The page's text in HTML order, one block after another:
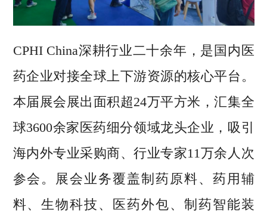
CPHI China深耕行业二十余年，是国内医
药企业对接全球上下游资源的核心平台。
本届展会展出面积超24万平方米，汇集全
球3600余家医药细分领域龙头企业，吸引
海内外专业采购商、行业专家11万余人次
参会。展会业务覆盖制药原料、药用辅
料、生物科技、医药外包、制药智能装